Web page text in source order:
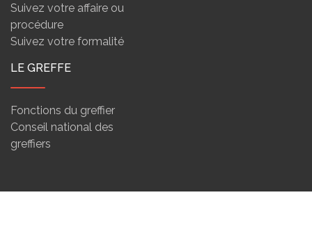
Suivez votre affaire ou
procédure
Suivez votre formalité
LE GREFFE
Fonctions du greffier
Conseil national des
greffiers